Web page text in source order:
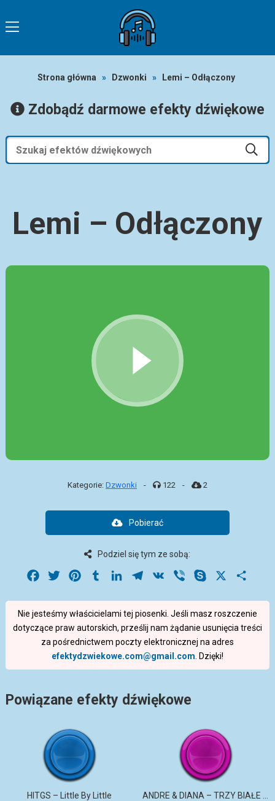
Strona główna » Dzwonki » Lemi – Odłączony
Zdobądź darmowe efekty dźwiękowe
Lemi – Odłączony
Kategorie: Dzwonki - 122 - 2
Pobierać
Podziel się tym ze sobą:
Facebook
Twitter PinterestTumblrLinkedInTelegram
VK Viber Skype
Nie jesteśmy właścicielami tej piosenki. Jeśli masz roszczenie
dotyczące praw autorskich, prześlij nam żądanie usunięcia treści
za pośrednictwem poczty elektronicznej na adres
efektydzwiekowe.com@gmail.com . Dzięki!
Powiązane efekty dźwiękowe
HITGS – Little By Little